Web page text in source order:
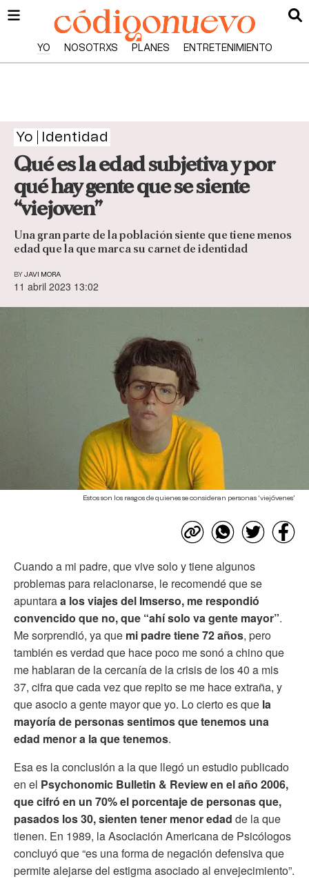
YO NOSOTRXS PLANES ENTRETENIMIENTO
Yo Identidad
Qué es la edad subjetiva y por
qué hay gente que se siente
“viejoven”
Una gran parte de la población siente que tiene menos
edad que la que marca su carnet de identidad
BY JAVI MORA
11 abril 2023 13:02
Estos son los rasgos de quienes se consideran personas ‘viejóvenes’
Cuando a mi padre, que vive solo y tiene algunos
problemas para relacionarse, le recomendé que se
apuntaraa los viajes del Imserso, me respondió
convencido que no, que “ahí solo va gente mayor”.
Me sorprendió, ya que mi padre tiene 72 años, pero
también es verdad que hace poco me sonó a chino que
me hablaran de la cercanía de la crisis de los 40 a mis
37, cifra que cada vez que repito se me hace extraña, y
que asocio a gente mayor que yo. Lo cierto es que la
mayoría de personas sentimos que tenemos una
edad menor a la que tenemos.
Esa es la conclusión a la que llegó un estudio publicado
en el Psychonomic Bulletin & Review en el año 2006,
que cifró en un 70% el porcentaje de personas que,
pasados los 30, sienten tener menor edad de la que
tienen. En 1989, la Asociación Americana de Psicólogos
concluyó que “es una forma de negación defensiva que
permite alejarse del estigma asociado al envejecimiento”.